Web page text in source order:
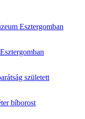
Esztergomban
született
bíborost